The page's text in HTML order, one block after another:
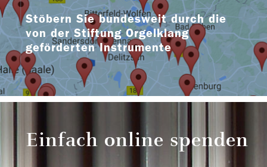
Stöbern Sie bundesweit durch die
von der Stiftung Orgelklang
geförderten Instrumente
Einfach online spenden